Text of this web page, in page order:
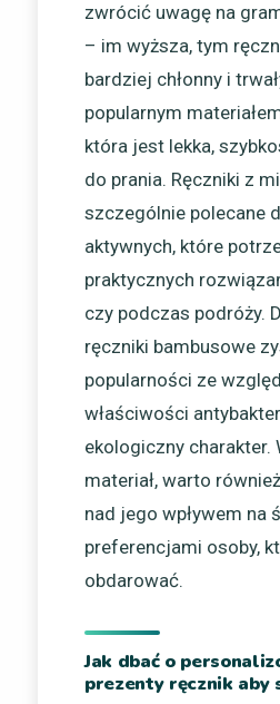
zwrócić uwagę na
– im wyższa, tym
bardziej chłonny i
popularnym
która jest lekka,
do prania. Ręczniki z
szczególnie polecane
aktywnych, które
praktycznych
czy podczas podróży.
ręczniki bambusowe
popularności ze
właściwości
ekologiczny charakter.
materiał, warto
nad jego wpływem na
preferencjami osoby,
obdarować.
Jak dbać o
prezenty ręcznik aby